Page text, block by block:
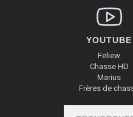
YOUTUBE
Feliew
Chasse HD
Marius
Frères de